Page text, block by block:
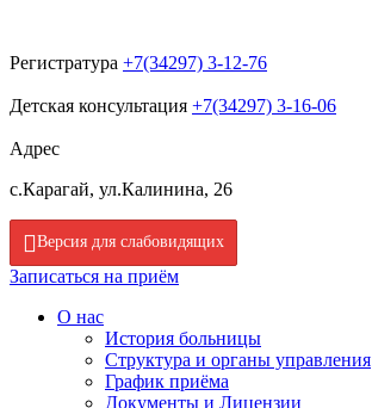
Регистратура +7(34297) 3-12-76
Детская консультация +7(34297) 3-16-06
Адрес
с.Карагай, ул.Калинина, 26
Версия для слабовидящих
Записаться на приём
О нас
История больницы
Структура и органы управления
График приёма
Документы и Лицензии